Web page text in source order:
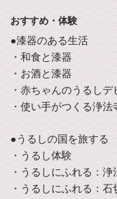
おすすめ・体験
●漆器のある生活
・和食と漆器
・お酒と漆器
・赤ちゃんのうるしデ
・使い手がつくる浄法
●うるしの国を旅する
・うるし体験
・うるしにふれる：浄
・うるしにふれる：